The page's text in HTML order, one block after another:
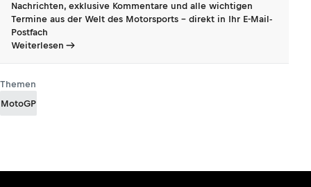
Nachrichten, exklusive Kommentare und alle wichtigen
Termine aus der Welt des Motorsports - direkt in Ihr E-Mail-
Postfach
Weiterlesen
Themen
MotoGP